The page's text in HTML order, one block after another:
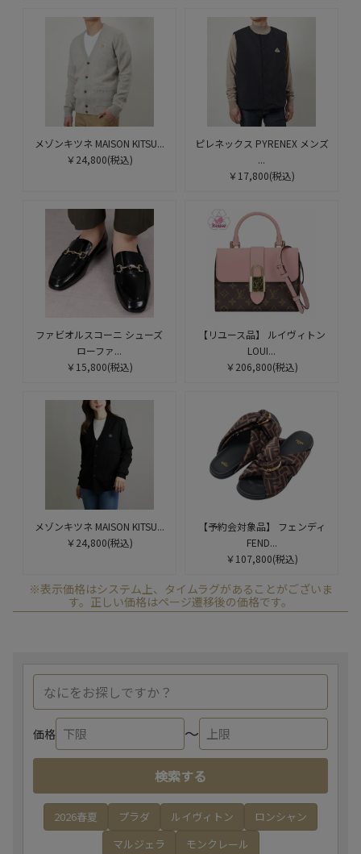
メゾンキツネ MAISON KITSU...
￥24,800(税込)
ピレネックス PYRENEX メンズ
...
￥17,800(税込)
ファビオルスコーニ シューズ
ローファ...
￥15,800(税込)
【リユース品】 ルイヴィトン
LOUI...
￥206,800(税込)
メゾンキツネ MAISON KITSU...
￥24,800(税込)
【予約会対象品】 フェンディ
FEND...
￥107,800(税込)
※表示価格はシステム上、タイムラグがあることがございま
す。正しい価格はページ遷移後の価格です。
価格 〜
検索する
2026春夏 プラダ ルイヴィトン
ロンシャン
マルジェラ
モンクレール